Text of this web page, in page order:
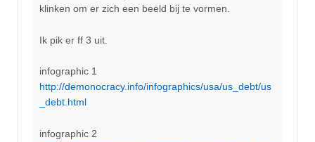
klinken om er zich een beeld bij te vormen.
Ik pik er ff 3 uit.
infographic 1
http://demonocracy.info/infographics/usa/us_debt/us
_debt.html
infographic 2